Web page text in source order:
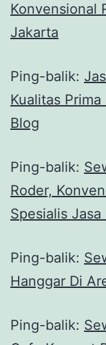
Konvensional
Jakarta
Ping-balik:
Kualitas
Blog
Ping-balik:
Roder,
Spesialis
Ping-balik:
Hanggar Di
Ping-balik: